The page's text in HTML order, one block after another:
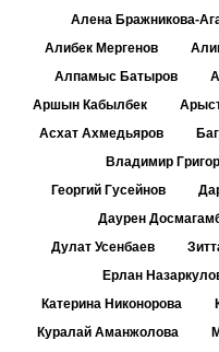
Алена Бражникова-
Алибек Мергенов
Алпамыс Батыров
Аршын Кабылбек
Асхат Ахмедьяров
Владимир
Георгий Гусейнов
Даурен
Дулат Усенбаев
Ерлан
Катерина Никонорова
Куралай Аманжолова